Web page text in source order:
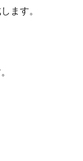
ます。